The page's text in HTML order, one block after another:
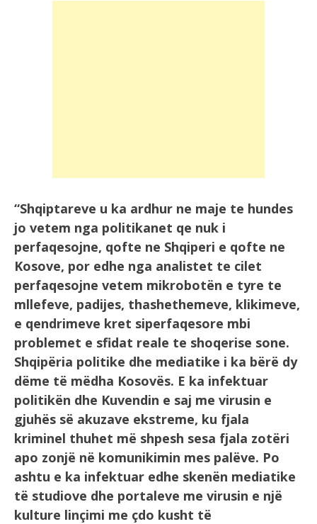
“Shqiptareve u ka ardhur ne maje te hundes
jo vetem nga politikanet qe nuk i
perfaqesojne, qofte ne Shqiperi e qofte ne
Kosove, por edhe nga analistet te cilet
perfaqesojne vetem mikrobotën e tyre te
mllefeve, padijes, thashethemeve, klikimeve,
e qendrimeve kret siperfaqesore mbi
problemet e sfidat reale te shoqerise sone.
Shqipëria politike dhe mediatike i ka bërë dy
dëme të mëdha Kosovës. E ka infektuar
politikën dhe Kuvendin e saj me virusin e
gjuhës së akuzave ekstreme, ku fjala
kriminel thuhet më shpesh sesa fjala zotëri
apo zonjë në komunikimin mes palëve. Po
ashtu e ka infektuar edhe skenën mediatike
të studiove dhe portaleve me virusin e një
kulture linçimi me çdo kusht të